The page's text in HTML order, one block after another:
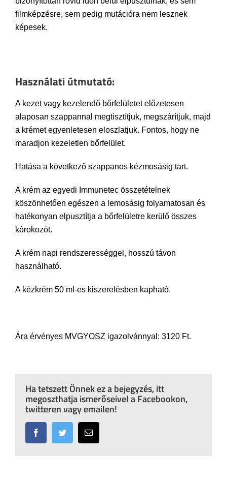
filmképzésre, sem pedig mutációra nem lesznek
képesek.
Használati útmutató:
A kezet vagy kezelendő bőrfelületet előzetesen
alaposan szappannal megtisztítjuk, megszárítjuk, majd
a krémet egyenletesen eloszlatjuk. Fontos, hogy ne
maradjon kezeletlen bőrfelület.
Hatása a következő szappanos kézmosásig tart.
A krém az egyedi Immunetec összetételnek
köszönhetően egészen a lemosásig folyamatosan és
hatékonyan elpusztítja a bőrfelületre kerülő összes
kórokozót.
A krém napi rendszerességgel, hosszú távon
használható.
A kézkrém 50 ml-es kiszerelésben kapható.
Ára érvényes MVGYOSZ igazolvánnyal: 3120 Ft.
Ha tetszett Önnek ez a bejegyzés, itt
megoszthatja ismerőseivel a Facebookon,
twitteren vagy emailen!
FacebookTwitter Email: